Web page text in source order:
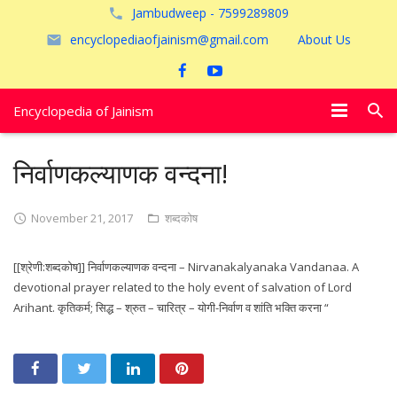
Jambudweep - 7599289809
encyclopediaofjainism@gmail.com
About Us
Encyclopedia of Jainism
अयोध्या
निर्वाणकल्याणक वन्दना!
November 21, 2017 शब्दकोष
[[श्रेणी:शब्दकोष]] निर्वाणकल्याणक वन्दना – Nirvanakalyanaka Vandanaa. A
devotional prayer related to the holy event of salvation of Lord
Arihant. कृतिकर्म; सिद्ध – श्रुत – चारित्र – योगी-निर्वाण व शांति भक्ति करना “